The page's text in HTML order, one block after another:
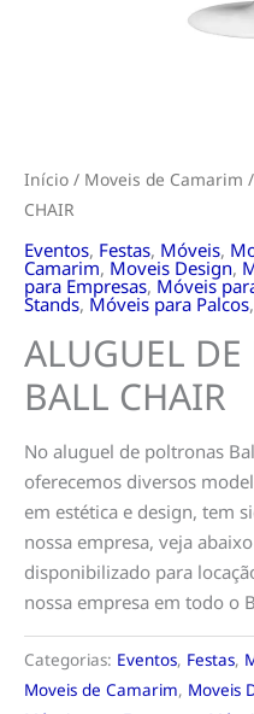
Início / Moveis de Camarim
CHAIR
Eventos, Festas, Móveis,
Camarim, Moveis Design,
para Empresas, Móveis
Stands, Móveis para Palcos,
ALUGUEL DE
BALL CHAIR
No aluguel de poltronas
oferecemos diversos
em estética e design, tem
nossa empresa, veja
disponibilizado para
nossa empresa em todo o
Categorias: Eventos, Festas,
Moveis de Camarim, Moveis